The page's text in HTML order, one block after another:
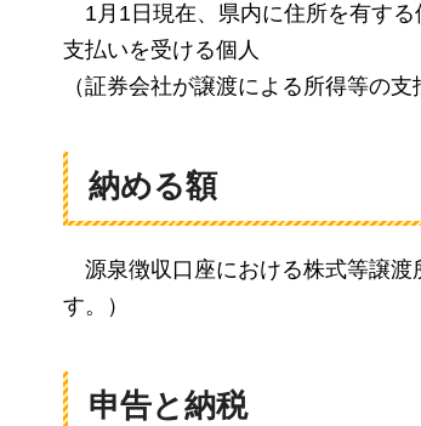
1月1日現在、 県内に住所を有す
支払いを受ける個人
（証券会社が譲渡による所得等の
納める額
源泉徴収口座における株式等譲
す。）
申告と納税